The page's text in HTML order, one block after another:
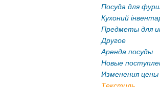
Посуда для
Кухоний
Предметы для
Другое
Аренда посуды
Новые
Изменения цены